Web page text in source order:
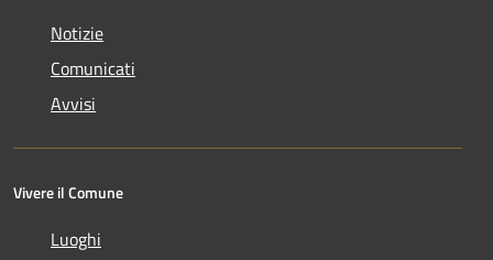
Notizie
Comunicati
Avvisi
Vivere il Comune
Luoghi